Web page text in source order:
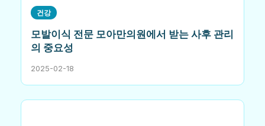
건강
모발이식 전문 모아만의원에서 받는 사후 관리
의 중요성
2025-02-18